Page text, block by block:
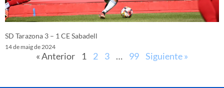
SD Tarazona 3 – 1 CE Sabadell
14 de maig de 2024
« Anterior 1 2 3 … 99 Siguiente »